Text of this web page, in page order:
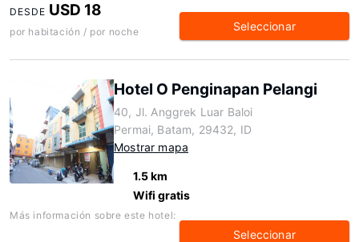
DESDE USD 18
por habitación / por noche Seleccionar
Hotel O Penginapan Pelangi
40, Jl. Anggrek Luar Baloi
Permai, Batam, 29432, ID
Mostrar mapa
1.5 km
Wifi gratis
Más información sobre este hotel:
Seleccionar